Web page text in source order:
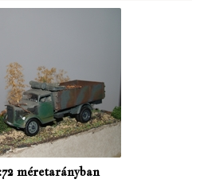
méretarányban